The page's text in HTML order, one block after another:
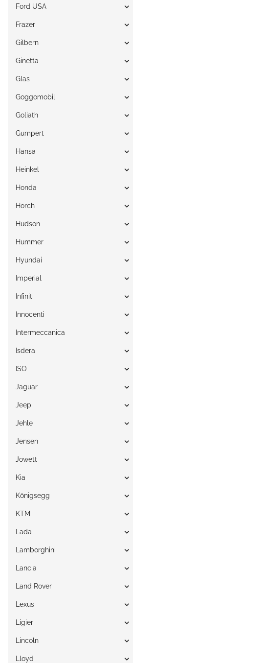
Ford USA
Frazer
Gilbern
Ginetta
Glas
Goggomobil
Goliath
Gumpert
Hansa
Heinkel
Honda
Horch
Hudson
Hummer
Hyundai
Imperial
Infiniti
Innocenti
Intermeccanica
Isdera
ISO
Jaguar
Jeep
Jehle
Jensen
Jowett
Kia
Königsegg
KTM
Lada
Lamborghini
Lancia
Land Rover
Lexus
Ligier
Lincoln
Lloyd